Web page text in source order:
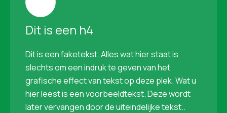
Dit is een h4
Dit is een faketekst. Alles wat hier staat is
slechts om een indruk te geven van het
grafische effect van tekst op deze plek. Wat u
hier leest is een voorbeeldtekst. Deze wordt
later vervangen door de uiteindelijke tekst..